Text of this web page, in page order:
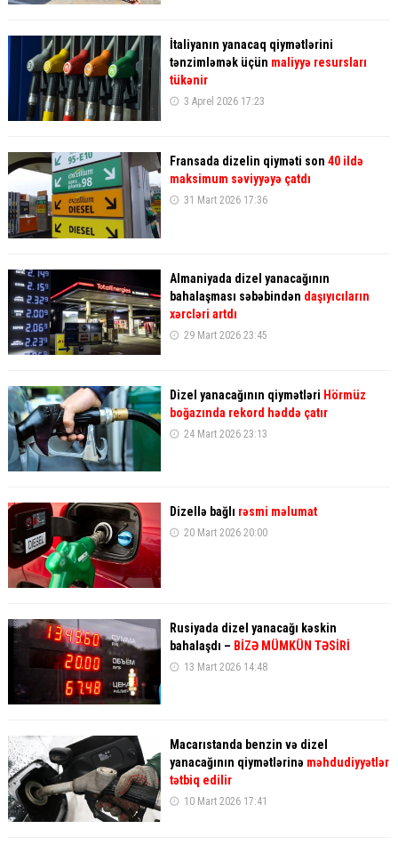
İtaliyanın yanacaq qiymətlərini
tənzimləmək üçün maliyyə resursları
tükənir
3 Aprel 2026 17:23
Fransada dizelin qiyməti son 40 ildə
maksimum səviyyəyə çatdı
31 Mart 2026 17:36
Almaniyada dizel yanacağının
bahalaşması səbəbindən daşıyıcıların
xərcləri artdı
29 Mart 2026 23:45
Dizel yanacağının qiymətləri Hörmüz
boğazında rekord həddə çatır
24 Mart 2026 23:13
Dizellə bağlı rəsmi məlumat
20 Mart 2026 20:00
Rusiyada dizel yanacağı kəskin
bahalaşdı – BİZƏ MÜMKÜN TƏSİRİ
13 Mart 2026 14:48
Macarıstanda benzin və dizel
yanacağının qiymətlərinə məhdudiyyətlər
tətbiq edilir
10 Mart 2026 17:41